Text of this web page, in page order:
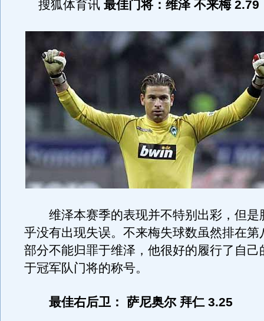
搜狐体育讯 最佳门将：维泽 不来梅 2.79
维泽本赛季的表现并不特别出彩，但是
乎没有出现失误。不来梅失球数虽然排在第
部分不能归罪于维泽，他很好的履行了自己
于冠军队门将的称号。
最佳右后卫： 萨尼奥尔 拜仁 3.25